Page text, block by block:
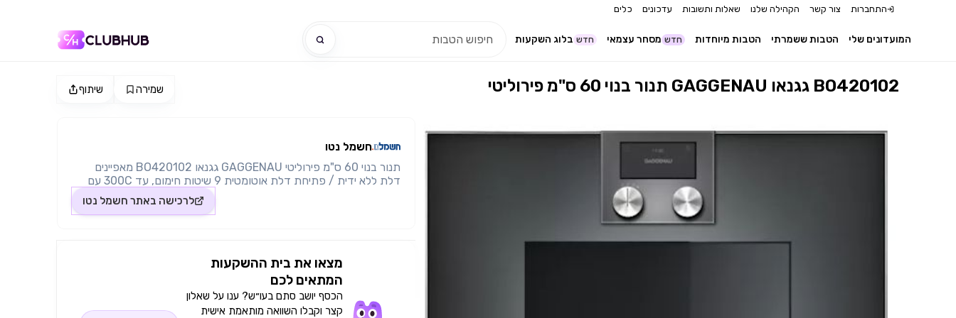
התחברות צור קשר הקהילה שלנו שאלות ותשובות עדכונים כלים
בלוג השקעות חדש מסחר עצמאי חדש הטבות מיוחדות הטבות ששמרתי המועדונים שלי
שיתוף שמירה תנור בנוי 60 ס"מ פירוליטי GAGGENAU גגנאו BO420102
חשמל נטו
תנור בנוי 60 ס"מ פירוליטי GAGGENAU גגנאו BO420102 מאפיינים
דלת ללא ידית / פתיחת דלת אוטומטית 9 שיטות חימום, עד 300C עם
שלבים של 5 מעלות פונקציית אבן האפייה ללחם פריך בטמפרטורה של עד
300 מעלות צלזיוס דלת צדדית נפתחת עד זווית של 180 מעלות
485 מעלות צלזיוס פונקציות טיימר- זמן בישול, סיום זמן בישול, טיימר,
תלוי בשירותי Home Connect אינם זמינים בכל מדינה. כפתור סיבובי
ותפעול תצוגת מגע TFT דלת מבודדת תרמית עם זיגוג מרובע חיישן
לרכישה באתר חשמל נטו
מצאו את בית ההשקעות
המתאים לכם
הכסף יושב סתם בעו״ש? ענו על שאלון
קצר וקבלו השוואה מותאמת אישית